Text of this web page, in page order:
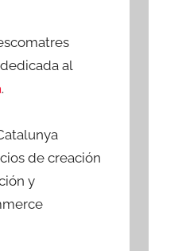
al
.
de creación
y